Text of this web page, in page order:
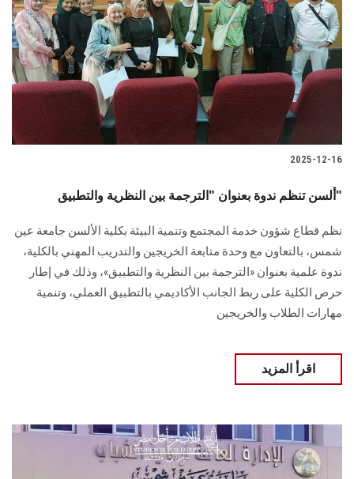
2025-12-16
ألسن تنظم ندوة بعنوان "الترجمة بين النظرية والتطبيق"
نظم قطاع شؤون خدمة المجتمع وتنمية البيئة بكلية الألسن جامعة عين
شمس، بالتعاون مع وحدة متابعة الخريجين والتدريب المهني بالكلية،
ندوة علمية بعنوان «الترجمة بين النظرية والتطبيق»، وذلك في إطار
حرص الكلية على ربط الجانب الأكاديمي بالتطبيق العملي، وتنمية
مهارات الطلاب والخريجين
اقرأ المزيد